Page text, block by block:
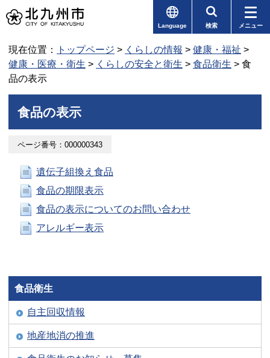
Language 検索 メニュー
現在位置： トップページ > くらしの情報 > 健康・福祉 >
健康・医療・衛生 > くらしの安全と衛生 > 食品衛生 > 食
品の表示
食品の表示
ページ番号：000000343
遺伝子組換え食品
食品の期限表示
食品の表示についてのお問い合わせ
アレルギー表示
食品衛生
自主回収情報
地産地消の推進